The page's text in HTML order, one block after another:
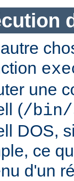
une
(/bin/
DOS,
ce
d'un